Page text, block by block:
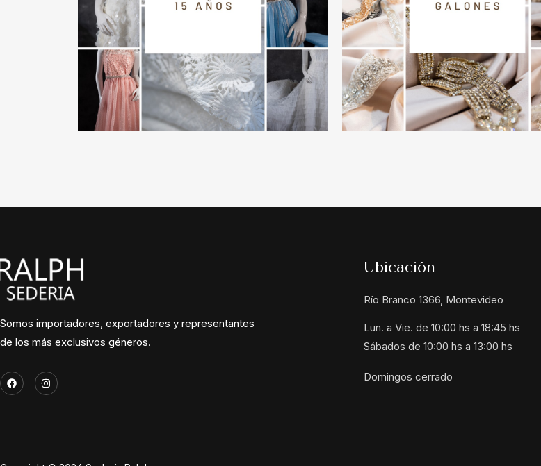
Somos importadores, exportadores y representantes
de los más exclusivos géneros.
Ubicación
Río Branco 1366, Montevideo
Lun. a Vie. de 10:00 hs a 18:45 hs
Sábados de 10:00 hs a 13:00 hs
Domingos cerrado